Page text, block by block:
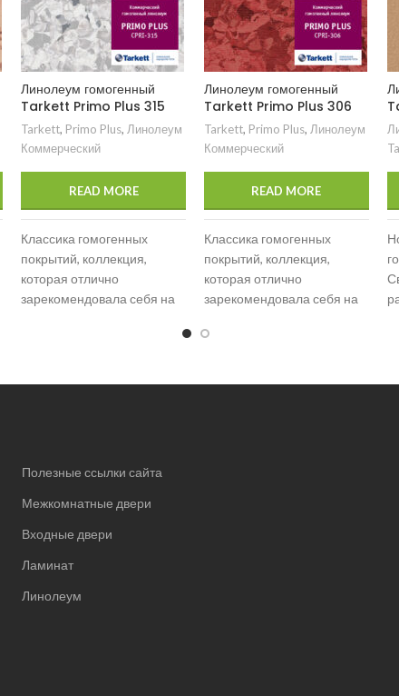
Линолеум гомогенный
Tarkett Primo Plus 315
Tarkett, Primo Plus, Линолеум
Коммерческий
READ MORE
Классика гомогенных
покрытий, коллекция,
которая отлично
зарекомендовала себя на
Линолеум гомогенный
Tarkett Primo Plus 306
Tarkett, Primo Plus, Линолеум
Коммерческий
READ MORE
Классика гомогенных
покрытий, коллекция,
которая отлично
зарекомендовала себя на
поверхность, широкая
Полезные ссылки сайта
Межкомнатные двери
Входные двери
Ламинат
Линолеум